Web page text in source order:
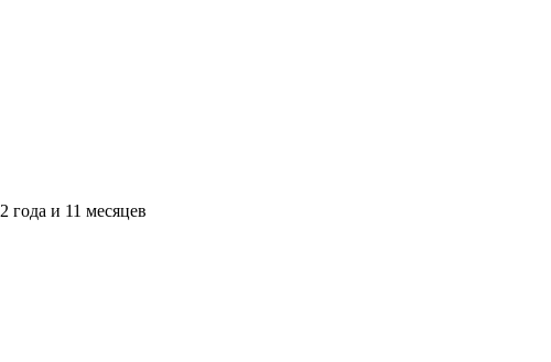
2 года и 11 месяцев